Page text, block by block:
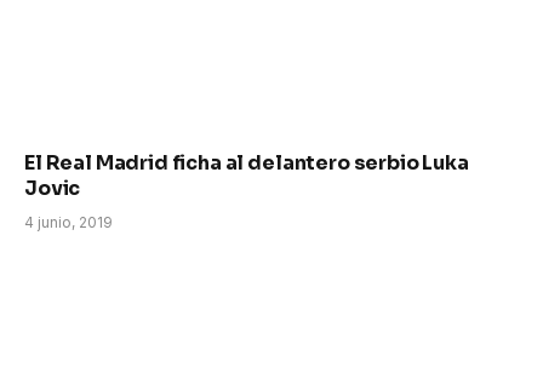
El Real Madrid ficha al delantero serbio Luka
Jovic
4 junio, 2019